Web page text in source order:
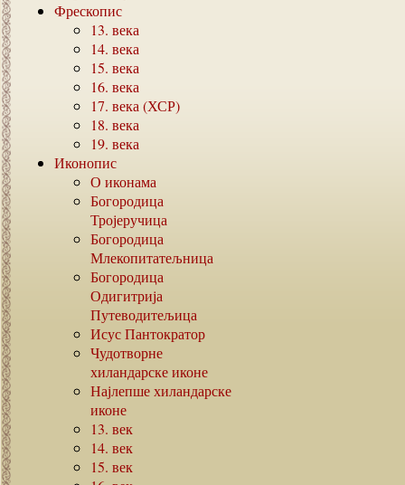
Фрескопис
13. века
14. века
15. века
16. века
17. века (ХСР)
18. века
19. века
Иконопис
О иконама
Богородица
Тројеручица
Богородица
Млекопитатељница
Богородица
Одигитрија
Путеводитељица
Исус Пантократор
Чудотворне
хиландарске иконе
Најлепше хиландарске
иконе
13. век
14. век
15. век